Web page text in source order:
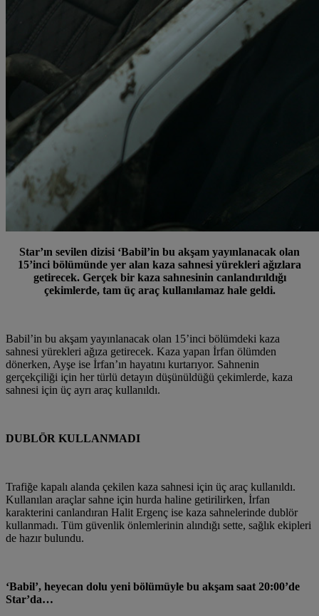
Star’ın sevilen dizisi ‘Babil’in bu akşam yayınlanacak olan
15’inci bölümünde yer alan kaza sahnesi yürekleri ağızlara
getirecek. Gerçek bir kaza sahnesinin canlandırıldığı
çekimlerde, tam üç araç kullanılamaz hale geldi.
Babil’in bu akşam yayınlanacak olan 15’inci bölümdeki kaza
sahnesi yürekleri ağıza getirecek. Kaza yapan İrfan ölümden
dönerken, Ayşe ise İrfan’ın hayatını kurtarıyor. Sahnenin
gerçekçiliği için her türlü detayın düşünüldüğü çekimlerde, kaza
sahnesi için üç ayrı araç kullanıldı.
DUBLÖR KULLANMADI
Trafiğe kapalı alanda çekilen kaza sahnesi için üç araç kullanıldı.
Kullanılan araçlar sahne için hurda haline getirilirken, İrfan
karakterini canlandıran Halit Ergenç ise kaza sahnelerinde dublör
kullanmadı. Tüm güvenlik önlemlerinin alındığı sette, sağlık ekipleri
de hazır bulundu.
‘Babil’, heyecan dolu yeni bölümüyle bu akşam saat 20:00’de
Star’da…